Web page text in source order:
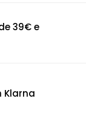
39€ e
Klarna